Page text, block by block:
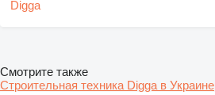
Смотрите также
Строительная техника Digga в Украине